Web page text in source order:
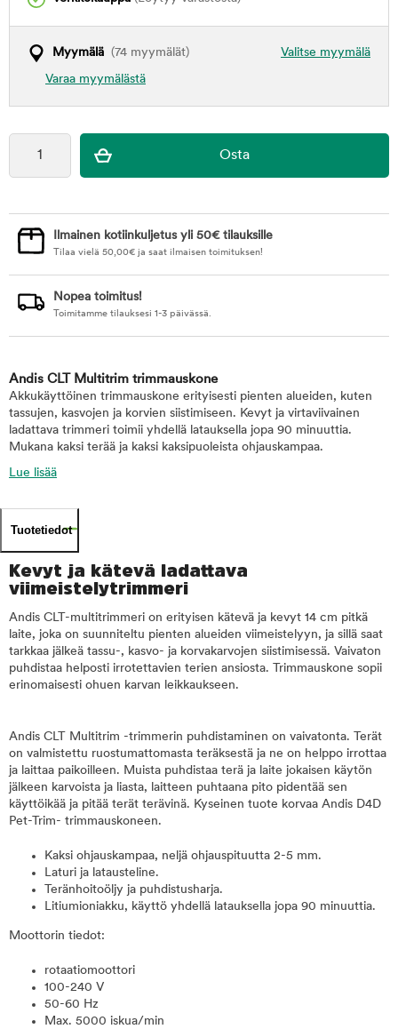
Valitse myymälä
Myymälä (74 myymälät)
Varaa myymälästä
Ilmainen kotiinkuljetus yli 50€ tilauksille
Tilaa vielä 50,00€ ja saat ilmaisen toimituksen!
Nopea toimitus!
Toimitamme tilauksesi 1-3 päivässä.
Andis CLT Multitrim trimmauskone
Akkukäyttöinen trimmauskone erityisesti pienten alueiden, kuten
tassujen, kasvojen ja korvien siistimiseen. Kevyt ja virtaviivainen
ladattava trimmeri toimii yhdellä latauksella jopa 90 minuuttia.
Mukana kaksi terää ja kaksi kaksipuoleista ohjauskampaa.
Lue lisää
Tuotetiedot
Kevyt ja kätevä ladattava
viimeistelytrimmeri
Andis CLT-multitrimmeri on erityisen kätevä ja kevyt 14 cm pitkä
laite, joka on suunniteltu pienten alueiden viimeistelyyn, ja sillä saat
tarkkaa jälkeä tassu-, kasvo- ja korvakarvojen siistimisessä. Vaivaton
puhdistaa helposti irrotettavien terien ansiosta. Trimmauskone sopii
erinomaisesti ohuen karvan leikkaukseen.
Andis CLT Multitrim -trimmerin puhdistaminen on vaivatonta. Terät
on valmistettu ruostumattomasta teräksestä ja ne on helppo irrottaa
ja laittaa paikoilleen. Muista puhdistaa terä ja laite jokaisen käytön
jälkeen karvoista ja liasta, laitteen puhtaana pito pidentää sen
käyttöikää ja pitää terät terävinä. Kyseinen tuote korvaa Andis D4D
Pet-Trim- trimmauskoneen.
Kaksi ohjauskampaa, neljä ohjauspituutta 2-5 mm.
Laturi ja latausteline.
Teränhoitoöljy ja puhdistusharja.
Litiumioniakku, käyttö yhdellä latauksella jopa 90 minuuttia.
Moottorin tiedot:
rotaatiomoottori
100-240 V
50-60 Hz
Max. 5000 iskua/min